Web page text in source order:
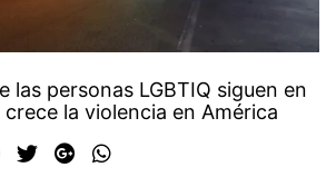
las personas LGBTIQ siguen en
la violencia en América